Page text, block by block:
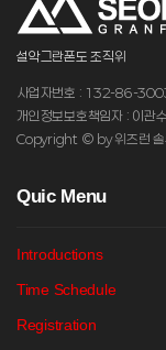
설악그란폰도 조직위
사업자번호 : 132-86-
개인정보보호책임자 : 이
Copyright © by 위즈런
Quic Menu
Introductions
Time Schedule
Registration